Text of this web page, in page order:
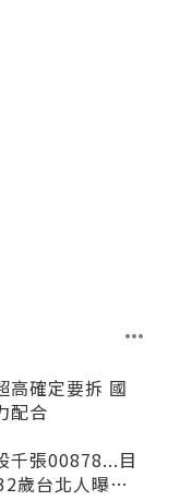
高確定要拆 國
配合
千張00878...目
歲台北人曝：